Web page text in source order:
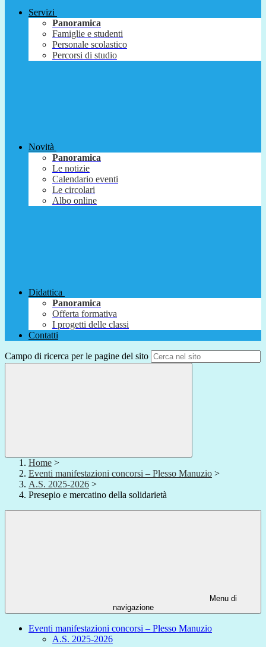
Servizi
Panoramica
Famiglie e studenti
Personale scolastico
Percorsi di studio
Novità
Panoramica
Le notizie
Calendario eventi
Le circolari
Albo online
Didattica
Panoramica
Offerta formativa
I progetti delle classi
Contatti
Campo di ricerca per le pagine del sito
Home >
Eventi manifestazioni concorsi – Plesso Manuzio >
A.S. 2025-2026 >
Presepio e mercatino della solidarietà
Menu di
navigazione
Eventi manifestazioni concorsi – Plesso Manuzio
A.S. 2025-2026